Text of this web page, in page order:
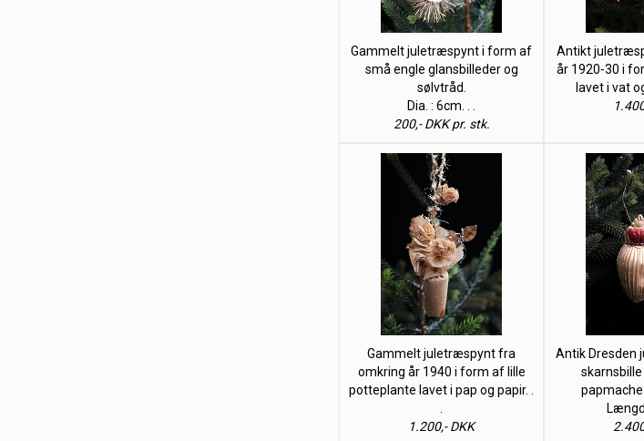
Gammelt juletræspynt i form af
små engle glansbilleder og
sølvtråd.
Dia. : 6cm. . .
200,- DKK pr. stk.
Antikt
år 1920-30 i
lavet i vat
Gammelt juletræspynt fra
omkring år 1940 i form af lille
potteplante lavet i pap og papir. .
1.200,- DKK
Antik Dresden
papmache